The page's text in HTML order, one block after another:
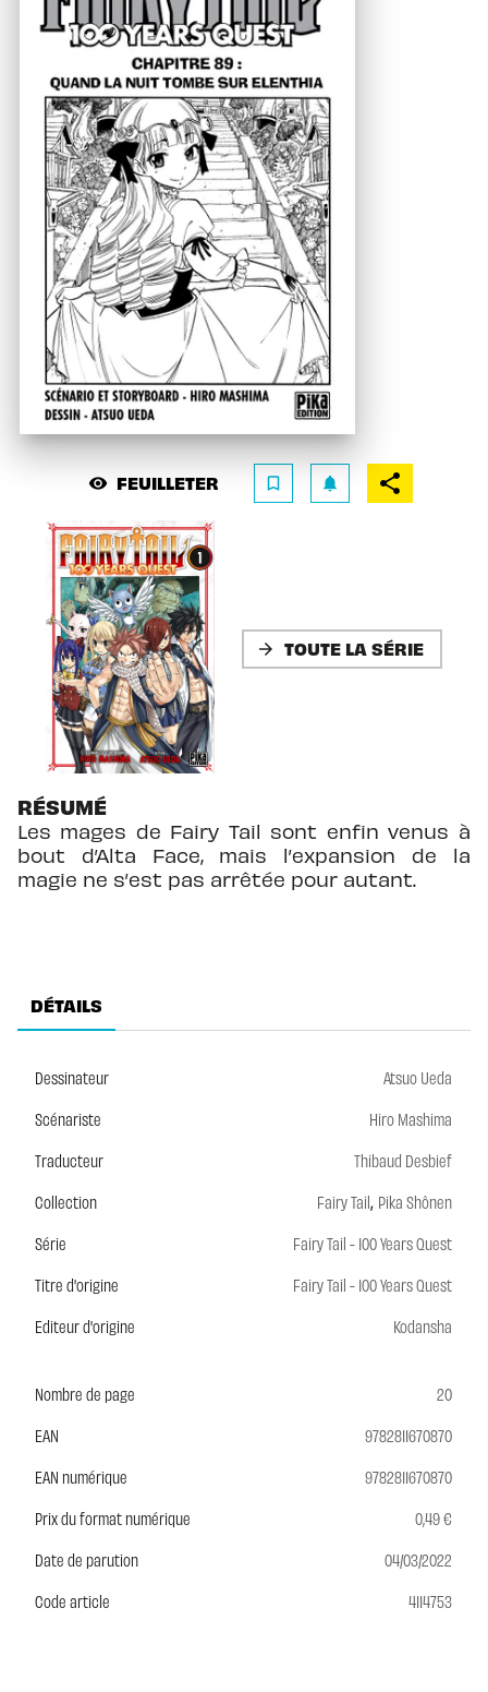
visibility FEUILLETER bookmark_border notifications
arrow_forward TOUTE LA SÉRIE
RÉSUMÉ
Les mages de Fairy Tail sont enfin venus à
bout d’Alta Face, mais l’expansion de la
magie ne s’est pas arrêtée pour autant.
DÉTAILS
Dessinateur
Atsuo Ueda
Scénariste
Hiro Mashima
Traducteur
Thibaud Desbief
Collection
Fairy Tail, Pika Shônen
Série
Fairy Tail - 100 Years Quest
Titre d'origine
Fairy Tail - 100 Years Quest
Editeur d'origine
Kodansha
Nombre de page
20
EAN
9782811670870
EAN numérique
9782811670870
Prix du format numérique
0,49 €
Date de parution
04/03/2022
Code article
4114753